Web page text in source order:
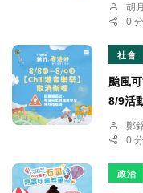
胡月
0
社會
颱風
8/9活
鄭
0
政治